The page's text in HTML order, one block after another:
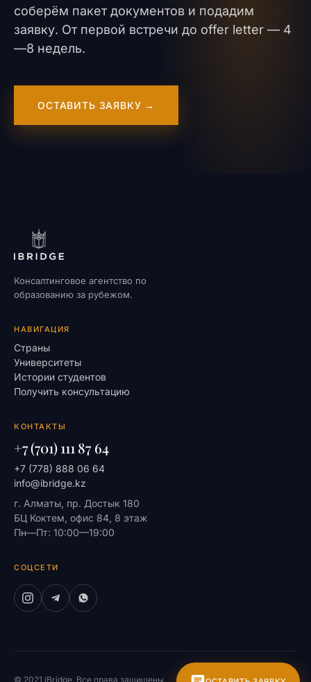
соберём пакет документов и подадим
заявку. От первой встречи до offer letter — 4
—8 недель.
ОСТАВИТЬ ЗАЯВКУ →
Консалтинговое агентство по
образованию за рубежом.
НАВИГАЦИЯ
Страны
Университеты
Истории студентов
Получить консультацию
КОНТАКТЫ
+7 (701) 111 87 64
+7 (778) 888 06 64
info@ibridge.kz
г. Алматы, пр. Достык 180
БЦ Коктем, офис 84, 8 этаж
Пн—Пт: 10:00—19:00
СОЦСЕТИ
© 2021 iBridge. Все права защищены. На главную